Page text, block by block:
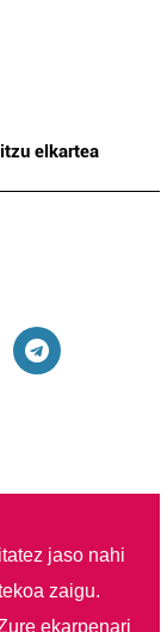
elkartea
jaso nahi
zaigu.
ekarpenari